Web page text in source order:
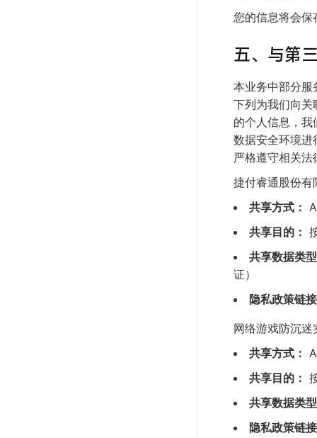
您的信息将会保
五、与第
本业务中部分服
下列为我们向关
的个人信息，
数据安全环境进
严格遵守相关
捷付睿通股份有
共享方式：
共享目的：
共享数据类
证）
隐私政策链
网络游戏防沉迷
共享方式：
共享目的：
共享数据类
隐私政策链